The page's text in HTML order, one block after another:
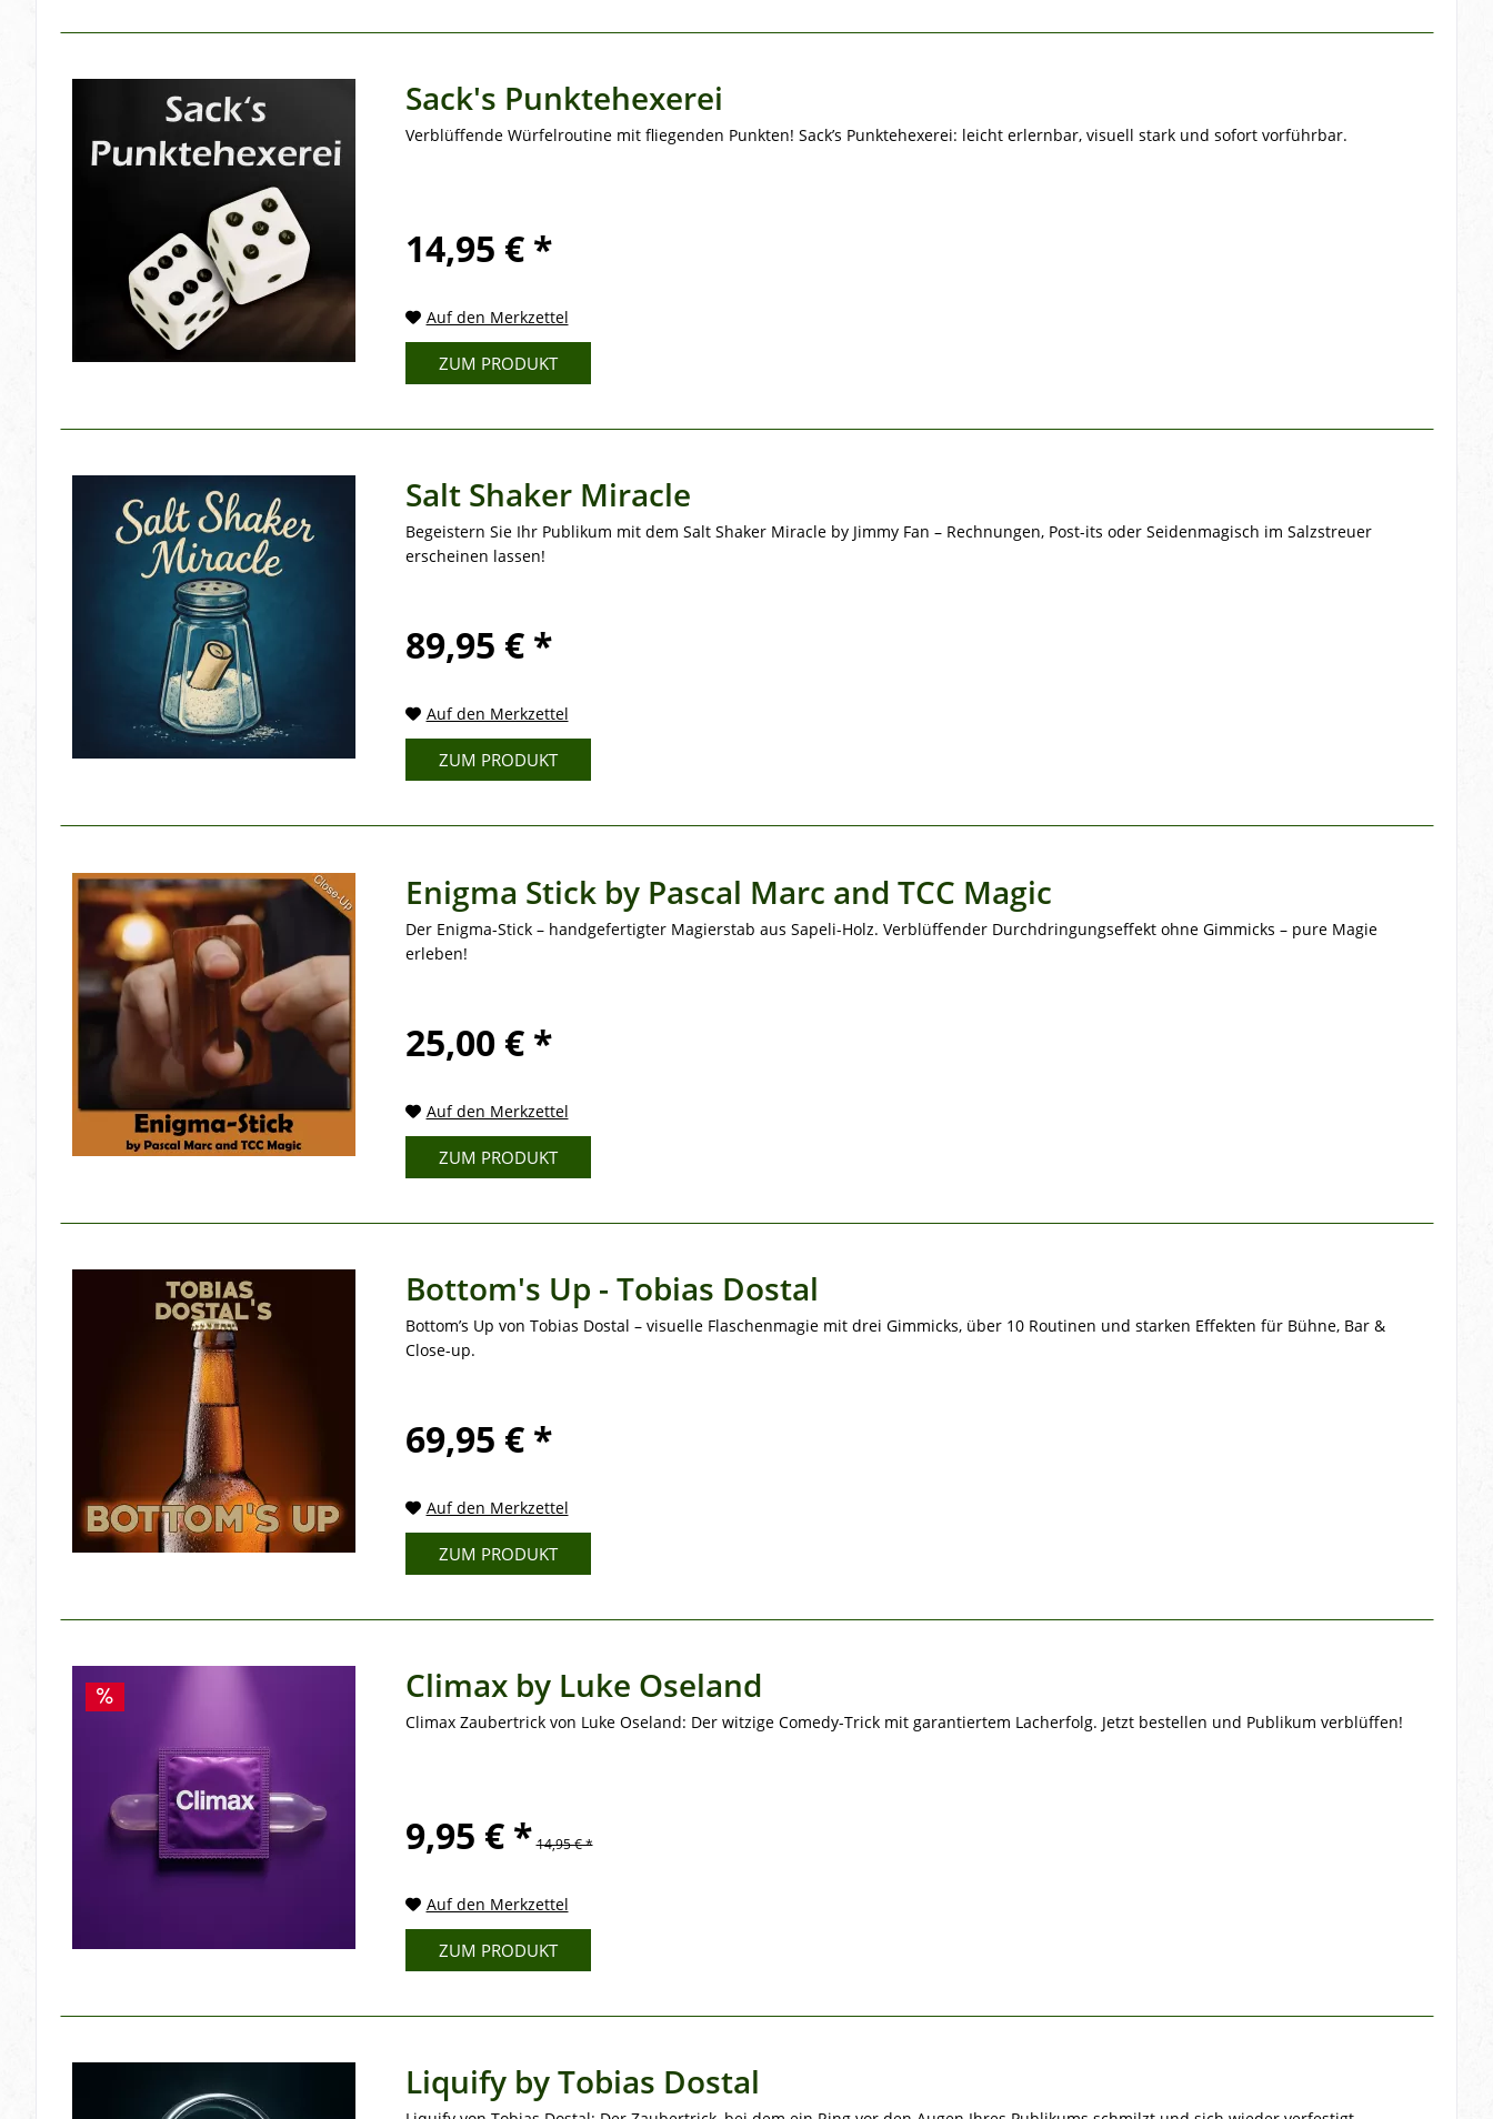
Sack's Punktehexerei
Verblüffende Würfelroutine mit fliegenden Punkten! Sack’s Punktehexerei: leicht erlernbar, visuell stark und sofort vorführbar.
14,95 € *
Auf den Merkzettel
ZUM PRODUKT
Salt Shaker Miracle
Begeistern Sie Ihr Publikum mit dem Salt Shaker Miracle by Jimmy Fan – Rechnungen, Post-its oder Seidenmagisch im Salzstreuer
erscheinen lassen!
89,95 € *
Auf den Merkzettel
ZUM PRODUKT
Enigma Stick by Pascal Marc and TCC Magic
Der Enigma-Stick – handgefertigter Magierstab aus Sapeli-Holz. Verblüffender Durchdringungseffekt ohne Gimmicks – pure Magie
erleben!
25,00 € *
Auf den Merkzettel
ZUM PRODUKT
Bottom's Up - Tobias Dostal
Bottom’s Up von Tobias Dostal – visuelle Flaschenmagie mit drei Gimmicks, über 10 Routinen und starken Effekten für Bühne, Bar &
Close-up.
69,95 € *
Auf den Merkzettel
ZUM PRODUKT
Climax by Luke Oseland
Climax Zaubertrick von Luke Oseland: Der witzige Comedy-Trick mit garantiertem Lacherfolg. Jetzt bestellen und Publikum verblüffen!
9,95 € * 14,95 € *
Auf den Merkzettel
ZUM PRODUKT
Liquify by Tobias Dostal